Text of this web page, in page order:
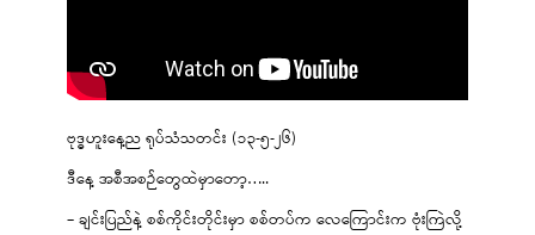
ဗုဒ္ဓဟူးနေ့ည ရုပ်သံသတင်း (၁၃-၅-၂၆)
ဒီနေ့ အစီအစဉ်တွေထဲမှာတော့…..
– ချင်းပြည်နဲ့ စစ်ကိုင်းတိုင်းမှာ စစ်တပ်က လေကြောင်းက ဗုံးကြဲလို့